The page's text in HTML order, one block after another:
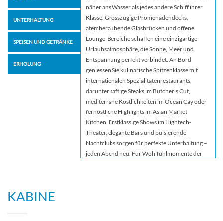
UNTERHALTUNG
SPEISEN UND GETRÄNKE
ERHOLUNG
näher ans Wasser als jedes andere Schiff ihrer
Klasse. Grosszügige Promenadendecks,
atemberaubende Glasbrücken und offene
Lounge-Bereiche schaffen eine einzigartige
Urlaubsatmosphäre, die Sonne, Meer und
Entspannung perfekt verbindet. An Bord
geniessen Sie kulinarische Spitzenklasse mit
internationalen Spezialitätenrestaurants,
darunter saftige Steaks im Butcher’s Cut,
mediterrane Köstlichkeiten im Ocean Cay oder
fernöstliche Highlights im Asian Market
Kitchen. Erstklassige Shows im Hightech-
Theater, elegante Bars und pulsierende
Nachtclubs sorgen für perfekte Unterhaltung –
jeden Abend neu. Für Wohlfühlmomente der
KABINE